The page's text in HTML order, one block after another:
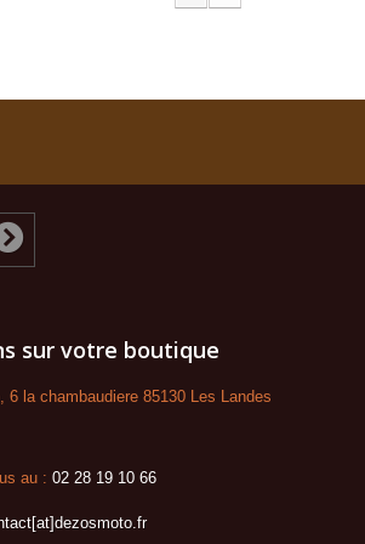
sur votre boutique
6 la chambaudiere 85130 Les Landes
au : 02 28 19 10 66